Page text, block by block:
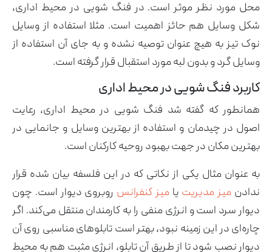
محل مورد نظر موثر است. در فنگ شویی در محیط اداری،
شکل وسایل هم حائز اهمیت است. مثلا استفاده از وسایل
نوک تیز به هیچ عنوان توصیه نشده و به جای آن استفاده از
وسایل گرد و بدون لبه مورد استقبال قرار گرفته است.
کاربرد فنگ شویی در محیط اداری
همانطور که گفته شد فنگ شویی در محیط اداری، رعایت
اصول در چیدمان و استفاده از بهترین وسایل و جانمایی در
بهترین مکان در جهت بهبود روحیه کارکنان است.
به عنوان مثال یکی از نکاتی که در این فلسفه بیان شده قرار
ندادن میز مدیریت یا میز کنفرانس روبروی دیوار است. چون
دیوار سرد است و انرژی منفی را به کارمندان منتقل می‌کند. اگر
چاره‌ای در این زمینه نبود، بهتر است تابلوهای مناسبی روی آن
دیوار نصب شود تا از طریق آن تابلو، انرژی مثبت هم به محیط